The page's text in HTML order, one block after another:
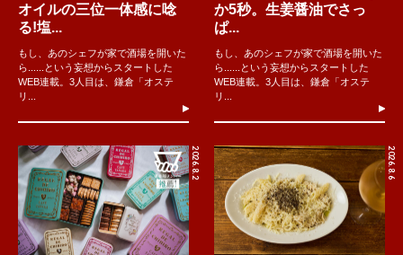
オイルの三位一体感に唸
る!塩...
もし、あのシェフが家で酒場を開いた
ら......という妄想からスタートした
WEB連載。3人目は、鎌倉「オステ
リ...
か5秒。生姜醤油でさっ
ぱ...
もし、あのシェフが家で酒場を開いた
ら......という妄想からスタートした
WEB連載。3人目は、鎌倉「オステ
リ...
2026.8.2 2026.8.6